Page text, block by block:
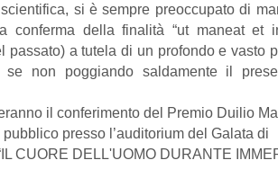
si è sempre preoccupato di
conferma della finalità “ut maneat et
passato) a tutela di un profondo e vasto
non poggiando saldamente il
il conferimento del Premio Duilio
presso l’auditorium del Galata di
CUORE DELL'UOMO DURANTE